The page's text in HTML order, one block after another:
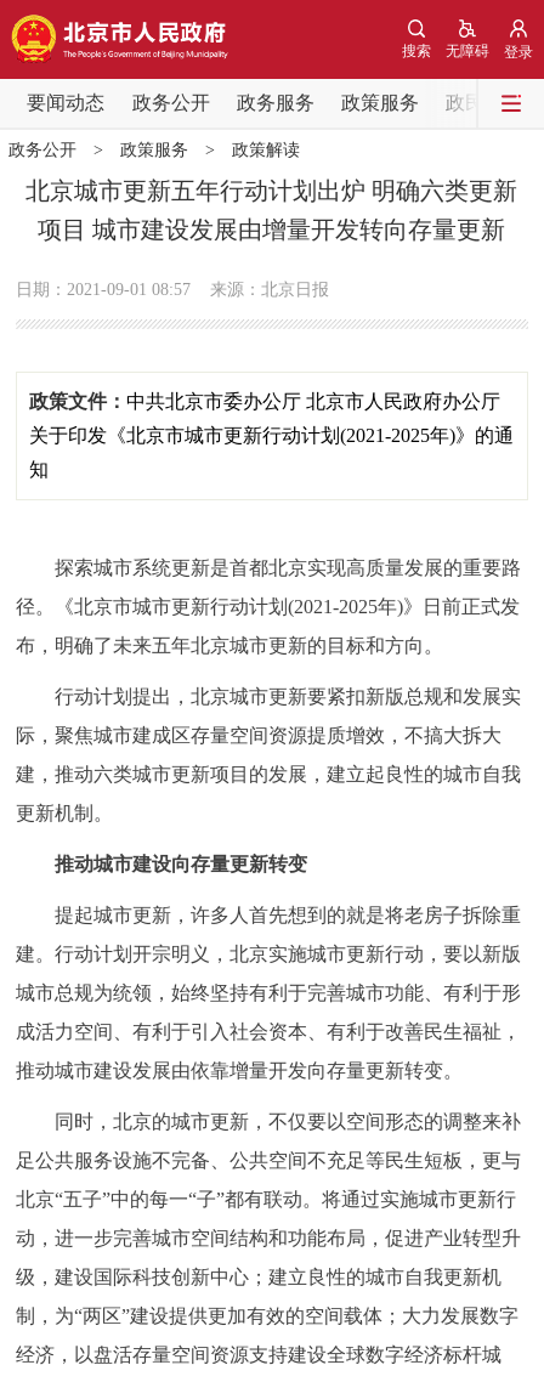
登录
无障碍
搜索
要闻动态 政务公开 政务服务 政策服务 政民互动
要闻动态
党中央精神 国务院信息
北京要闻 会议信息 部门动态
市领导 机构职能 政策服务
政策兑现 政策解读 回应关切
决策公开 专题公开
政务服务
个人服务 法人服务 部门服务
便民服务 利企服务 投资项目
政民互动
12345网上接诉即办 我要咨询 我要建议
参与调查 在线访谈 图说互动
北京概况 十六区概览 人文北京
绿色北京 图说北京 视频北京
ENGLISH 한국어 日本語
政务公开> 政策服务 > 政策解读
北京城市更新五年行动计划出炉 明确六类更新
项目 城市建设发展由增量开发转向存量更新
日期：2021-09-01 08:57 来源：北京日报
政策文件：中共北京市委办公厅 北京市人民政府办公厅
关于印发《北京市城市更新行动计划(2021-2025年)》的通
知
探索城市系统更新是首都北京实现高质量发展的重要路
径。《北京市城市更新行动计划(2021-2025年)》日前正式发
布，明确了未来五年北京城市更新的目标和方向。
行动计划提出，北京城市更新要紧扣新版总规和发展实
际，聚焦城市建成区存量空间资源提质增效，不搞大拆大
建，推动六类城市更新项目的发展，建立起良性的城市自我
更新机制。
推动城市建设向存量更新转变
提起城市更新，许多人首先想到的就是将老房子拆除重
建。行动计划开宗明义，北京实施城市更新行动，要以新版
城市总规为统领，始终坚持有利于完善城市功能、有利于形
成活力空间、有利于引入社会资本、有利于改善民生福祉，
推动城市建设发展由依靠增量开发向存量更新转变。
同时，北京的城市更新，不仅要以空间形态的调整来补
足公共服务设施不完备、公共空间不充足等民生短板，更与
北京“五子”中的每一“子”都有联动。将通过实施城市更新行
动，进一步完善城市空间结构和功能布局，促进产业转型升
级，建设国际科技创新中心；建立良性的城市自我更新机
制，为“两区”建设提供更加有效的空间载体；大力发展数字
经济，以盘活存量空间资源支持建设全球数字经济标杆城